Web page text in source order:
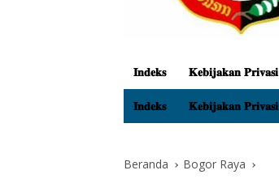
𝐈𝐧𝐝𝐞𝐤𝐬 𝐊𝐞𝐛𝐢𝐣𝐚𝐤𝐚𝐧 𝐏𝐫𝐢𝐯𝐚𝐬𝐢
𝐈𝐧𝐝𝐞𝐤𝐬 𝐊𝐞𝐛𝐢𝐣𝐚𝐤𝐚𝐧 𝐏𝐫𝐢𝐯𝐚𝐬𝐢
Beranda Bogor Raya